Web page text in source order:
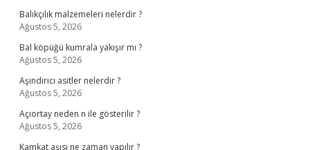
Balıkçılık malzemeleri nelerdir ?
Ağustos 5, 2026
Bal köpüğü kumrala yakışır mı ?
Ağustos 5, 2026
Aşındırıcı asitler nelerdir ?
Ağustos 5, 2026
Açıortay neden n ile gösterilir ?
Ağustos 5, 2026
Kamkat aşısı ne zaman yapılır ?